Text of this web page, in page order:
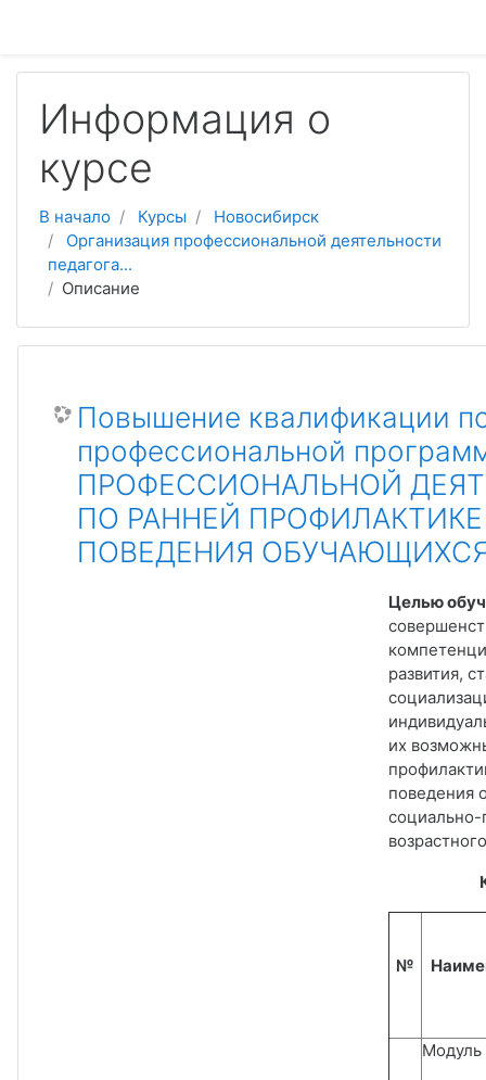
Информация о
курсе
В начало Курсы
Новосибирск
Организация профессиональной деятельности
педагога...
Описание
Повышение квалификации
профессиональной
ПРОФЕССИОНАЛЬНОЙ
ПО РАННЕЙ
ПОВЕДЕНИЯ
Целью
развития,
их
поведения
социально-
№
Модуль